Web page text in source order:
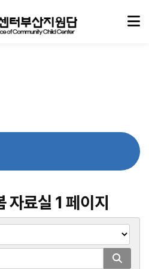
자료실 1 페이지